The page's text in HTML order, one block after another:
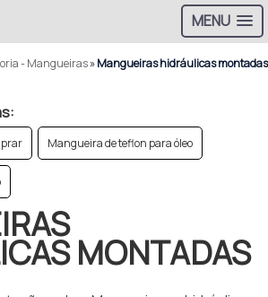
MENU
- Mangueiras»Mangueiras hidráulicas montadas
Mangueira de teflon para óleo
MONTADAS